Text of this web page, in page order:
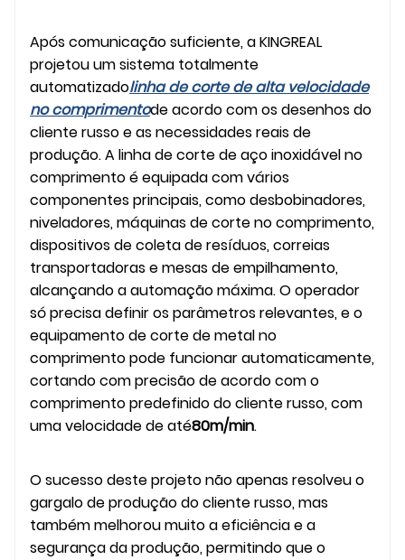
Após comunicação suficiente, a KINGREAL
projetou um sistema totalmente
automatizadolinha de corte de alta velocidade
no comprimentode acordo com os desenhos do
cliente russo e as necessidades reais de
produção. A linha de corte de aço inoxidável no
comprimento é equipada com vários
componentes principais, como desbobinadores,
niveladores, máquinas de corte no comprimento,
dispositivos de coleta de resíduos, correias
transportadoras e mesas de empilhamento,
alcançando a automação máxima. O operador
só precisa definir os parâmetros relevantes, e o
equipamento de corte de metal no
comprimento pode funcionar automaticamente,
cortando com precisão de acordo com o
comprimento predefinido do cliente russo, com
uma velocidade de até80m/min.
O sucesso deste projeto não apenas resolveu o
gargalo de produção do cliente russo, mas
também melhorou muito a eficiência e a
segurança da produção, permitindo que o